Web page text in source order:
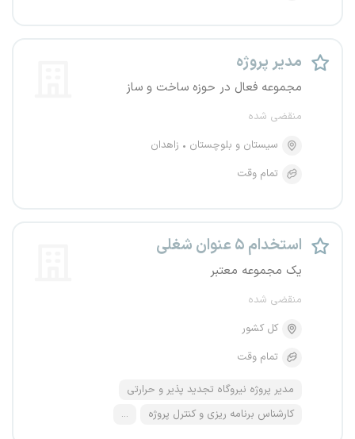
مدیر پروژه
مجموعه فعال در حوزه ساخت و ساز
منقضی شده
سیستان و بلوچستان
زاهدان
تمام وقت
استخدام ۵ عنوان شغلی
یک مجموعه معتبر
منقضی شده
کل کشور
تمام وقت
مدیر پروژه نیروگاه تجدید پذیر و حرارتی
کارشناس برنامه ریزی و کنترل پروژه
...